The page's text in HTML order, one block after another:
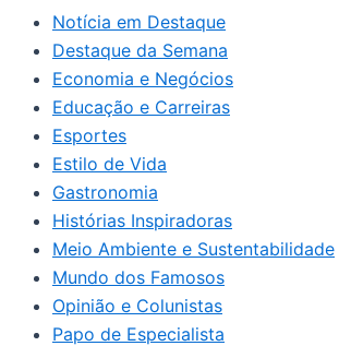
Notícia em Destaque
Destaque da Semana
Economia e Negócios
Educação e Carreiras
Esportes
Estilo de Vida
Gastronomia
Histórias Inspiradoras
Meio Ambiente e Sustentabilidade
Mundo dos Famosos
Opinião e Colunistas
Papo de Especialista